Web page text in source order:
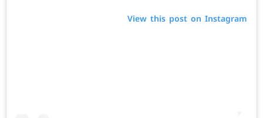
View this post on Instagram